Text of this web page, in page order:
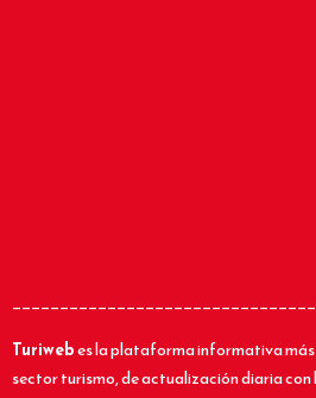
Turiwebes la plataforma informativa
sector turismo, de actualización diaria con